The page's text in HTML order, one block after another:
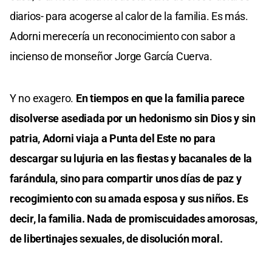
diarios- para acogerse al calor de la familia. Es más.
Adorni merecería un reconocimiento con sabor a
incienso de monseñor Jorge García Cuerva.
Y no exagero. En tiempos en que la familia parece
disolverse asediada por un hedonismo sin Dios y sin
patria, Adorni viaja a Punta del Este no para
descargar su lujuria en las fiestas y bacanales de la
farándula, sino para compartir unos días de paz y
recogimiento con su amada esposa y sus niños. Es
decir, la familia. Nada de promiscuidades amorosas,
de libertinajes sexuales, de disolución moral.